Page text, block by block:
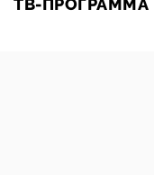
ТВ-ПРОГРАММА